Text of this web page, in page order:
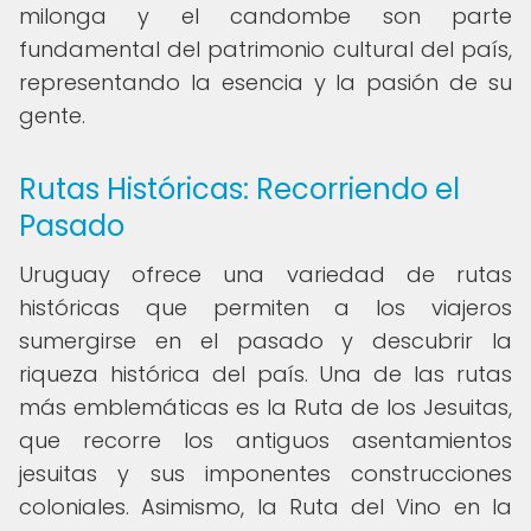
milonga y el candombe son parte
fundamental del patrimonio cultural del país,
representando la esencia y la pasión de su
gente.
Rutas Históricas: Recorriendo el
Pasado
Uruguay ofrece una variedad de rutas
históricas que permiten a los viajeros
sumergirse en el pasado y descubrir la
riqueza histórica del país. Una de las rutas
más emblemáticas es la Ruta de los Jesuitas,
que recorre los antiguos asentamientos
jesuitas y sus imponentes construcciones
coloniales. Asimismo, la Ruta del Vino en la